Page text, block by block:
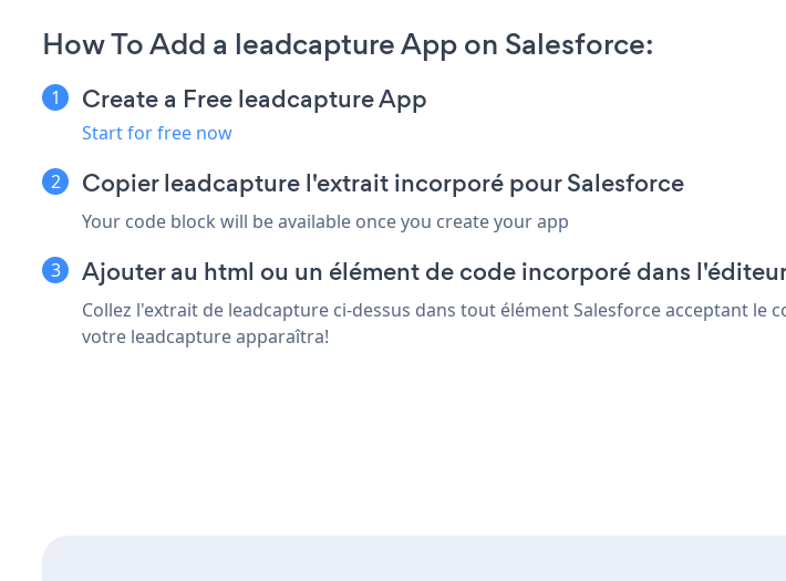
How To Add a leadcapture App on Salesforce:
Create a Free leadcapture App
Start for free now
Copier leadcapture l'extrait incorporé pour Salesforce
Your code block will be available once you create your app
Ajouter au html ou un élément de code incorporé dans
Collez l'extrait de leadcapture ci-dessus dans tout élément Salesforce acceptant
votre leadcapture apparaîtra!